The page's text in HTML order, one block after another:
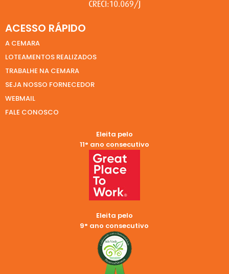
ACESSO RÁPIDO
A CEMARA
LOTEAMENTOS REALIZADOS
TRABALHE NA CEMARA
SEJA NOSSO FORNECEDOR
WEBMAIL
FALE CONOSCO
Eleita pelo
11° ano consecutivo
Eleita pelo
9° ano consecutivo